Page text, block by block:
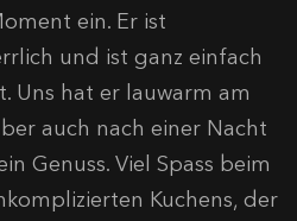
ein. Er ist
und ist ganz einfach
Uns hat er lauwarm am
auch nach einer Nacht
Genuss. Viel Spass beim
Kuchens, der